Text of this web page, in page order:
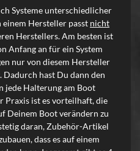
Systeme unterschiedlicher
Hersteller passt nicht
Herstellers. Am besten ist
Anfang an für ein System
nur von diesem Hersteller
hast Du dann den
jede Halterung am Boot
Praxis ist es vorteilhaft, die
Deinem Boot verändern zu
daran, Zubehör-Artikel
dass es auf einem